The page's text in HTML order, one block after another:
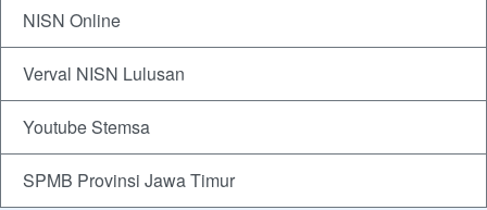
NISN Online
Verval NISN Lulusan
Youtube Stemsa
SPMB Provinsi Jawa Timur